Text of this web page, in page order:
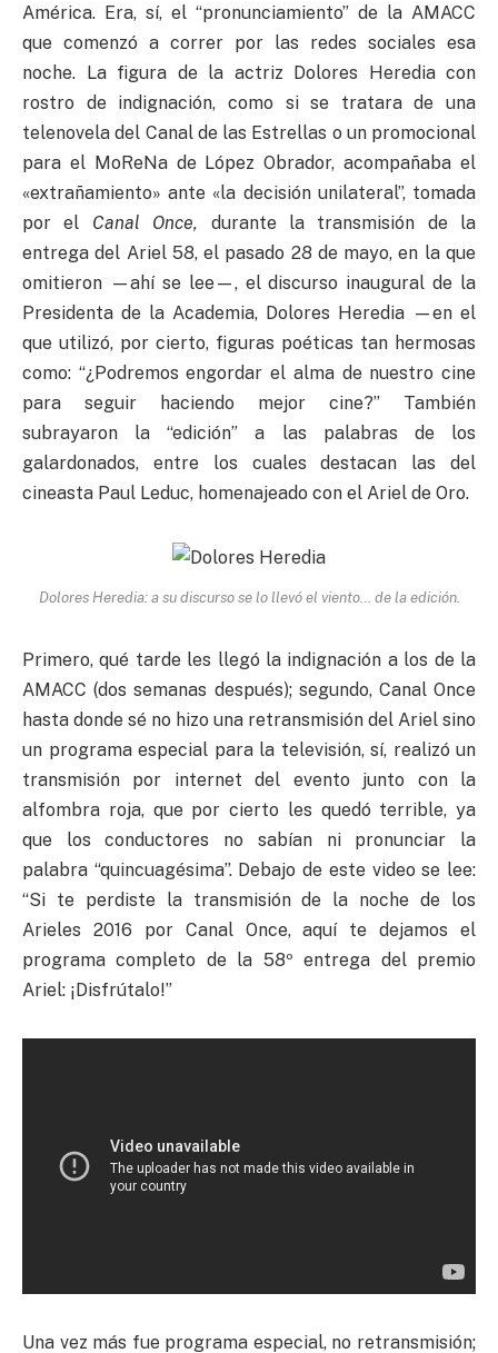
América. Era, sí, el “pronunciamiento” de la AMACC
que comenzó a correr por las redes sociales esa
noche. La figura de la actriz Dolores Heredia con
rostro de indignación, como si se tratara de una
telenovela del Canal de las Estrellas o un promocional
para el MoReNa de López Obrador, acompañaba el
«extrañamiento» ante «la decisión unilateral”, tomada
por el Canal Once, durante la transmisión de la
entrega del Ariel 58, el pasado 28 de mayo, en la que
omitieron —ahí se lee—, el discurso inaugural de la
Presidenta de la Academia, Dolores Heredia —en el
que utilizó, por cierto, figuras poéticas tan hermosas
como: “¿Podremos engordar el alma de nuestro cine
para seguir haciendo mejor cine?” También
subrayaron la “edición” a las palabras de los
galardonados, entre los cuales destacan las del
cineasta Paul Leduc, homenajeado con el Ariel de Oro.
Dolores Heredia: a su discurso se lo llevó el viento… de la edición.
Primero, qué tarde les llegó la indignación a los de la
AMACC (dos semanas después); segundo, Canal Once
hasta donde sé no hizo una retransmisión del Ariel sino
un programa especial para la televisión, sí, realizó un
transmisión por internet del evento junto con la
alfombra roja, que por cierto les quedó terrible, ya
que los conductores no sabían ni pronunciar la
palabra “quincuagésima”. Debajo de este video se lee:
“Si te perdiste la transmisión de la noche de los
Arieles 2016 por Canal Once, aquí te dejamos el
programa completo de la 58º entrega del premio
Ariel: ¡Disfrútalo!”
Una vez más fue programa especial, no retransmisión;